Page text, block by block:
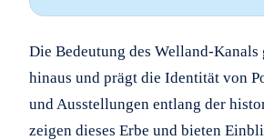
Die Bedeutung des Welland-
hinaus und prägt die Identität von
und Ausstellungen entlang der
zeigen dieses Erbe und bieten